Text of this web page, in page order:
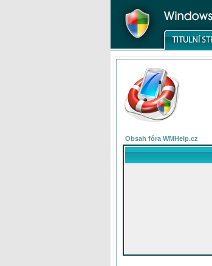
Obsah fóra WMHelp.cz